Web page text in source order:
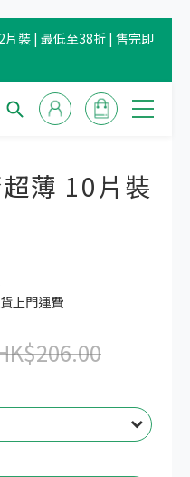
裝 | 最低至38折 | 售完即
薄 10片裝
上門運費